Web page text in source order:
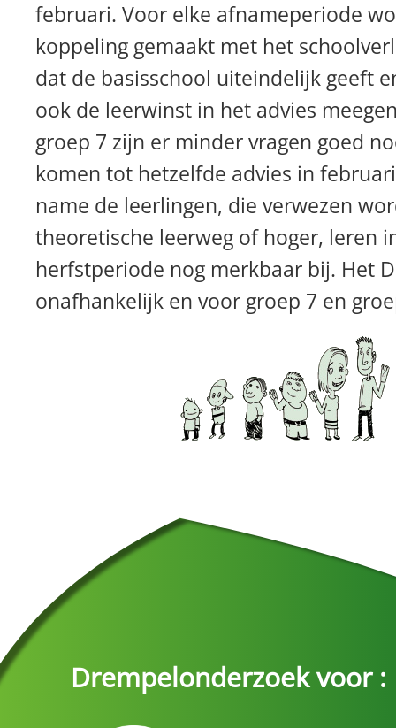
februari. Voor elke afnameperiode
koppeling gemaakt met het
dat de basisschool uiteindelijk geeft
ook de leerwinst in het advies
groep 7 zijn er minder vragen goed
komen tot hetzelfde advies in
name de leerlingen, die verwezen
theoretische leerweg of hoger, leren
herfstperiode nog merkbaar bij. Het
onafhankelijk en voor groep 7 en
Drempelonderzoek voor :